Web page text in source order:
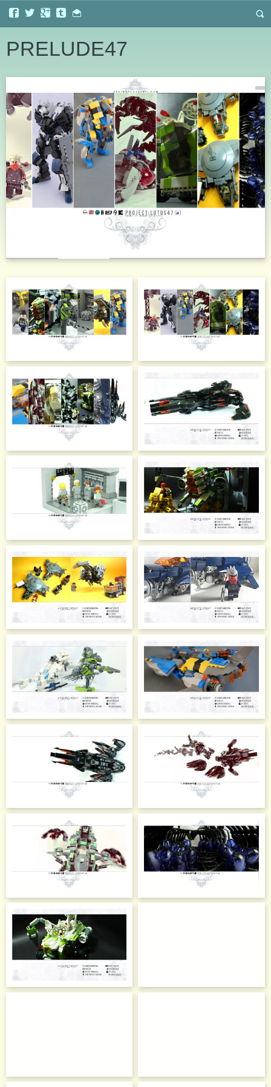
PRELUDE47